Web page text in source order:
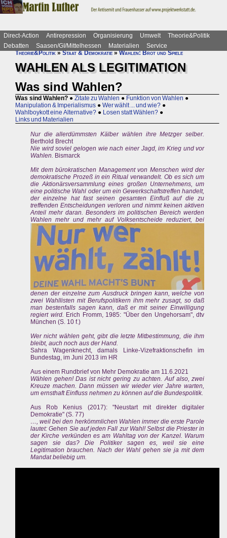
Direct-Action Antirepression Organisierung Umwelt
Theorie&Politik
Debatten
Saasen/GI/Mittelhessen Materialien
Service
Theorie&Politik»Staat & Demokratie»Wahlen: Brot und Spiele
WAHLEN ALS LEGITIMATION
Was sind Wahlen?
Was sind Wahlen? ● Zitate zu Wahlen ● Funktion von Wahlen ●
Manipulation & Imperialismus ● Wer wählt ... und wie? ●
Wahlboykott eine Alternative? ● Losen statt Wählen? ●
Links und Materialien
Nur die allerdümmsten Kälber wählen ihre Metzger selber.
Berthold Brecht
Nie wird soviel gelogen wie nach einer Jagd, im Krieg und vor
Wahlen. Bismarck
Mit dem bürokratischen Management von Menschen wird der
demokratische Prozeß in ein Ritual verwandelt. Ob es sich um
die Aktionärsversammlung eines großen Unternehmens, um
eine politische Wahl oder um ein Gewerkschaftstreffen handelt,
der einzelne hat fast seinen gesamten Einfluß auf die zu
treffenden Entscheidungen verloren und nimmt keinen aktiven
Anteil mehr daran. Besonders im politischen Bereich werden
Wahlen mehr und mehr auf Volksentscheide reduziert, bei
denen der einzelne zum Ausdruck bringen kann, welche von
zwei Wahllisten mit Berufspolitikern ihm mehr zusagt, so daß
man bestenfalls sagen kann, daß er mit seiner Einwilligung
regiert wird. Erich Fromm, 1985: "Über den Ungehorsam", dtv
München (S. 10 f.)
Wer nicht wählen geht, gibt die letzte Mitbestimmung, die ihm
bleibt, auch noch aus der Hand.
Sahra Wagenknecht, damals Linke-Vizefraktionschefin im
Bundestag, im Juni 2013 im HR
Aus einem Rundbrief von Mehr Demokratie am 11.6.2021
Wählen gehen! Das ist nicht gering zu achten. Auf also, zwei
Kreuze machen. Dann müssen wir wieder vier Jahre warten,
um ernsthaft Einfluss nehmen zu können auf die Bundespolitik.
Aus Rob Kenius (2017): "Neustart mit direkter digitaler
Demokratie" (S. 77)
…, weil bei den herkömmlichen Wahlen immer die erste Parole
lautet: Gehen Sie auf jeden Fall zur Wahl! Selbst die Priester in
der Kirche verkünden es am Wahltag von der Kanzel. Warum
sagen sie das? Die Politiker sagen es, weil sie eine
Legitimation brauchen. Nach der Wahl gehen sie ja mit dem
Mandat beliebig um.